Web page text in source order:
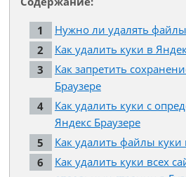
Нужно ли удалять
Как удалить куки в
Как запретить
Браузере
Как удалить куки с
Яндекс Браузере
Как удалить файлы куки
Как удалить куки всех